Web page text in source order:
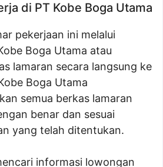
di PT Kobe Boga Utama
pekerjaan ini melalui
Boga Utama atau
lamaran secara langsung ke
Boga Utama
semua berkas lamaran
benar dan sesuai
yang telah ditentukan.
informasi lowongan